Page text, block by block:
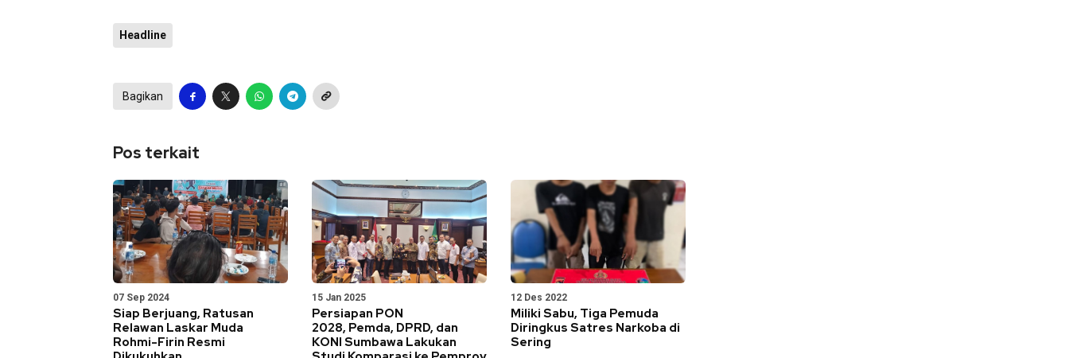
Headline
Bagikan
Pos terkait
07 Sep 2024
Siap Berjuang, Ratusan
Relawan Laskar Muda
Rohmi-Firin Resmi
15 Jan 2025
Persiapan PON
2028, Pemda, DPRD, dan
KONI Sumbawa Lakukan
12 Des 2022
Miliki Sabu, Tiga Pemuda
Diringkus Satres Narkoba di
Sering